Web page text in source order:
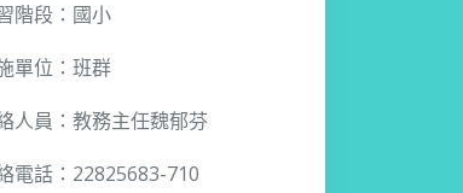
階段：國小
單位：班群
人員：教務主任魏郁芬
電話：22825683-710